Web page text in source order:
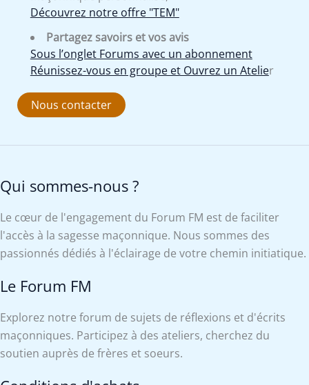
Découvrez notre offre "TEM"
Partagez savoirs et vos avis
Sous l’onglet Forums avec un abonnement
Réunissez-vous en groupe et Ouvrez un Atelier
Nous contacter
Qui sommes-nous ?
Le cœur de l'engagement du Forum FM est de faciliter
l'accès à la sagesse maçonnique. Nous sommes des
passionnés dédiés à l'éclairage de votre chemin initiatique.
Le Forum FM
Explorez notre forum de sujets de réflexions et d'écrits
maçonniques. Participez à des ateliers, cherchez du
soutien auprès de frères et soeurs.